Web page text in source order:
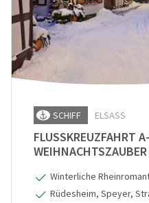
SCHIFF ELSASS
FLUSSKREUZFAHRT
Winterliche
Rüdesheim, Speyer,